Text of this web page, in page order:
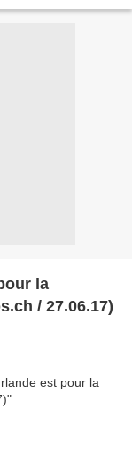
la
/ 27.06.17)